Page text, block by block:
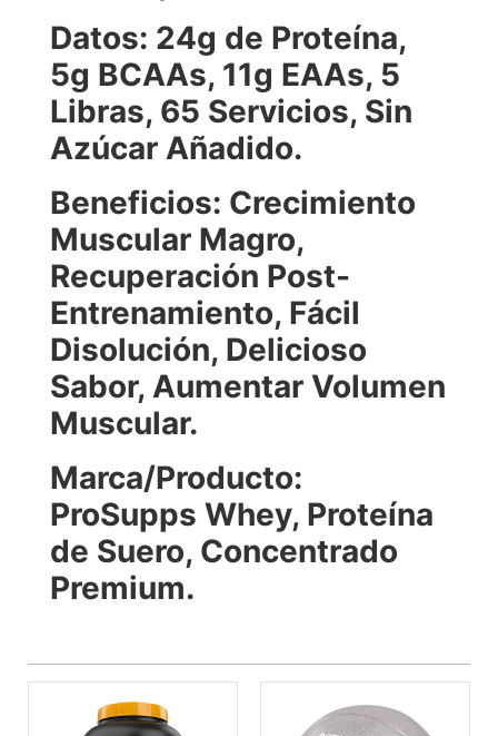
Datos: 24g de Proteína,
5g BCAAs, 11g EAAs, 5
Libras, 65 Servicios, Sin
Azúcar Añadido.
Beneficios: Crecimiento
Muscular Magro,
Recuperación Post-
Entrenamiento, Fácil
Disolución, Delicioso
Sabor, Aumentar Volumen
Muscular.
Marca/Producto:
ProSupps Whey, Proteína
de Suero, Concentrado
Premium.